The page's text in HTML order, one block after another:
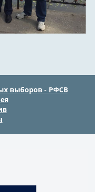
выборов - РФСВ